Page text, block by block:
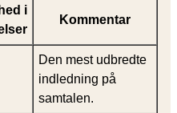
i
Kommentar
Den mest udbredte
indledning på
samtalen.